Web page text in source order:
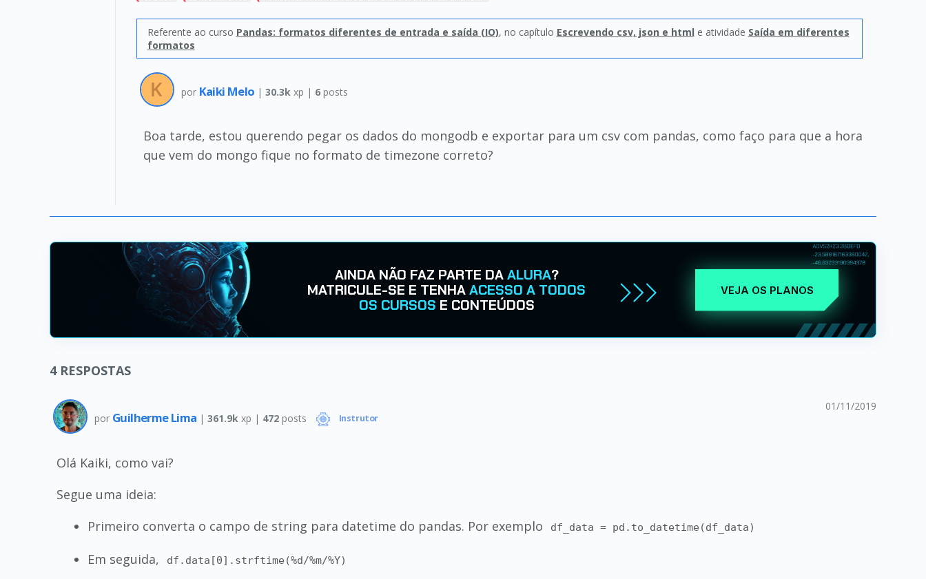
Referente ao curso Pandas: formatos diferentes de entrada e saída (IO), no capítulo Escrevendo csv, json e html e atividade Saída em diferentes
formatos
por Kaiki Melo | 30.3k xp | 6posts
Boa tarde, estou querendo pegar os dados do mongodb e exportar para um csv com pandas, como faço para que a hora
que vem do mongo fique no formato de timezone correto?
AINDA NÃO FAZ PARTE DAALURA?
MATRICULE-SE E TENHAACESSO A TODOS
OS CURSOS E CONTEÚDOS
VEJA OS PLANOS
4 RESPOSTAS
por Guilherme Lima | 361.9k xp | 472 posts Instrutor
01/11/2019
Olá Kaiki, como vai?
Segue uma ideia:
Primeiro converta o campo de string para datetime do pandas. Por exemplo
df_data = pd.to_datetime(df_data)
Em seguida, df.data[0].strftime(%d/%m/%Y)